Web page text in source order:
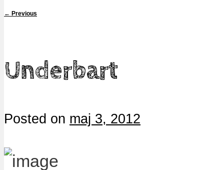
← Previous
Underbart
Posted on maj 3, 2012